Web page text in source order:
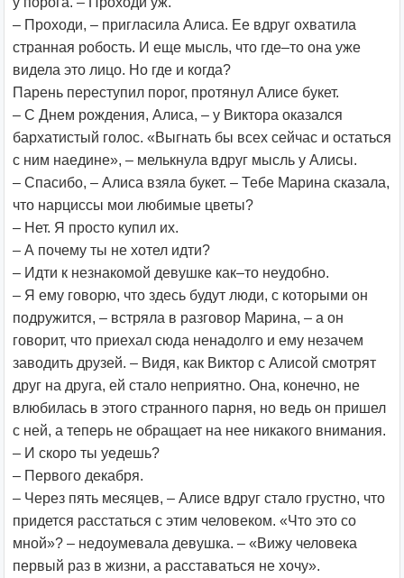
– Проходи, – пригласила Алиса. Ее вдруг охватила
странная робость. И еще мысль, что где–то она уже
видела это лицо. Но где и когда?
Парень переступил порог, протянул Алисе букет.
– С Днем рождения, Алиса, – у Виктора оказался
бархатистый голос. «Выгнать бы всех сейчас и остаться
с ним наедине», – мелькнула вдруг мысль у Алисы.
– Спасибо, – Алиса взяла букет. – Тебе Марина сказала,
что нарциссы мои любимые цветы?
– Нет. Я просто купил их.
– А почему ты не хотел идти?
– Идти к незнакомой девушке как–то неудобно.
– Я ему говорю, что здесь будут люди, с которыми он
подружится, – встряла в разговор Марина, – а он
говорит, что приехал сюда ненадолго и ему незачем
заводить друзей. – Видя, как Виктор с Алисой смотрят
друг на друга, ей стало неприятно. Она, конечно, не
влюбилась в этого странного парня, но ведь он пришел
с ней, а теперь не обращает на нее никакого внимания.
– И скоро ты уедешь?
– Первого декабря.
– Через пять месяцев, – Алисе вдруг стало грустно, что
придется расстаться с этим человеком. «Что это со
мной»? – недоумевала девушка. – «Вижу человека
первый раз в жизни, а расставаться не хочу».